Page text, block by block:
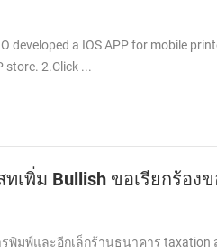
developed a IOS APP for mobile
store. 2.Click ...
พิ่ม Bullish ขอเรียกร้อง
พิมพ์และอีกเล็กร้านธนาคาร